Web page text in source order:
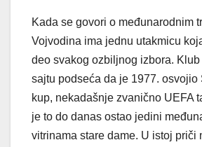
Kada se govori o međunarodnim
Vojvodina ima jednu utakmicu
deo svakog ozbiljnog izbora.
sajtu podseća da je 1977. osvojio
kup, nekadašnje zvanično UEFA
je to do danas ostao jedini
vitrinama stare dame. U istoj priči